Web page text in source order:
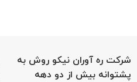
شرکت ره آوران نیکو روش به
پشتوانه بیش از دو دهه